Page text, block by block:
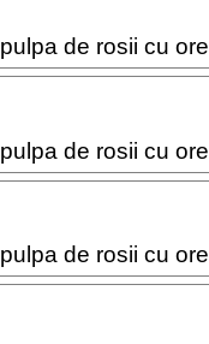
pulpa de rosii cu
pulpa de rosii cu
pulpa de rosii cu